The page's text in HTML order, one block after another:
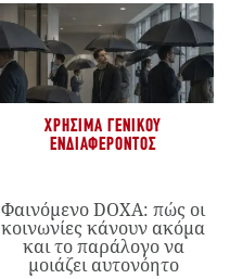
ΧΡΉΣΙΜΑ ΓΕΝΙΚΟΎ
ΕΝΔΙΑΦΈΡΟΝΤΟΣ
Φαινόμενο DOXA: πώς οι
κοινωνίες κάνουν ακόμα
και το παράλογο να
μοιάζει αυτονόητο